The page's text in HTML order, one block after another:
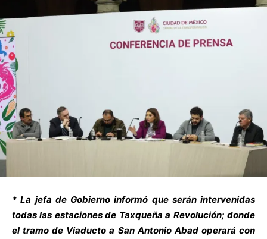
* La jefa de Gobierno informó que serán intervenidas
todas las estaciones de Taxqueña a Revolución; donde
el tramo de Viaducto a San Antonio Abad operará con